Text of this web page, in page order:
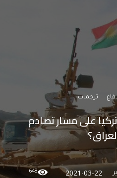
ترجمات
على مسار تصادم
2021-03-22
648